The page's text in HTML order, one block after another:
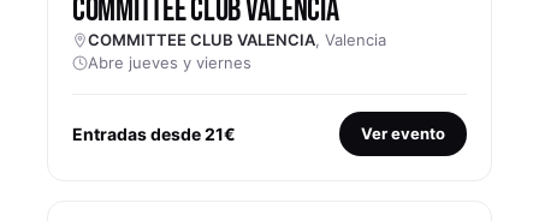
COMMITTEE CLUB VALENCIA
COMMITTEE CLUB VALENCIA, Valencia
Abre jueves y viernes
Entradas desde 21€ Ver evento